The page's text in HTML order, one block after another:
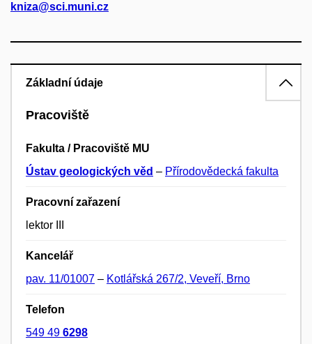
kniza@sci.muni.cz
Základní údaje
Pracoviště
Fakulta / Pracoviště MU
Ústav geologických věd – Přírodovědecká fakulta
Pracovní zařazení
lektor III
Kancelář
pav. 11/01007 – Kotlářská 267/2, Veveří, Brno
Telefon
549 49 6298